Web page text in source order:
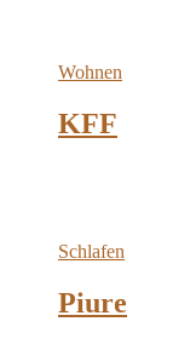
Wohnen
KFF
Schlafen
Piure